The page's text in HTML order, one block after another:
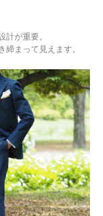
が重要。
まって見えます。